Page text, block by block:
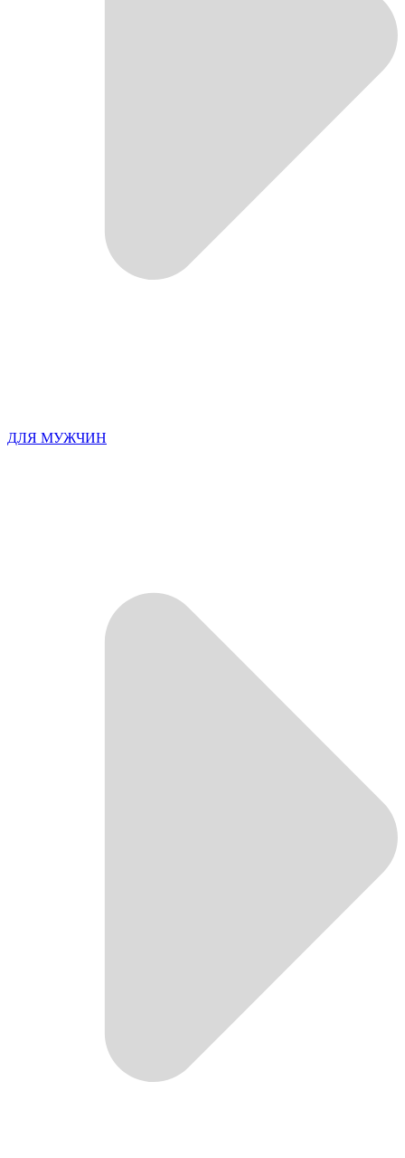
ДЛЯ МУЖЧИН